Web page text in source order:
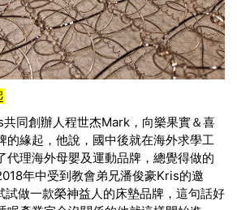
同創辦人程世杰Mark，向樂果實＆喜
的緣起，他說，國中後就在海外求學工
代理海外母嬰及運動品牌，總覺得做的
年中受到教會弟兄潘俊豪Kris的邀
做一款榮神益人的床墊品牌，這句話好